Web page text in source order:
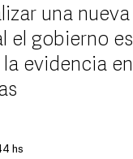
una
el gobierno
evidencia
hs